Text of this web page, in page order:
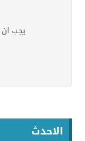
يجب ان
الاحدث